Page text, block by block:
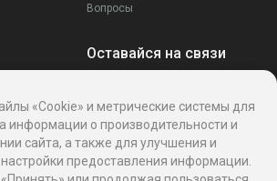
Вопросы
Оставайся на связи
«Cookie» и метрические системы для
информации о производительности и
сайта, а также для улучшения и
предоставления информации.